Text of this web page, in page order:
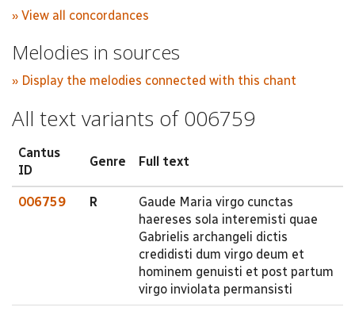
» View all concordances
Melodies in sources
» Display the melodies connected with this chant
All text variants of 006759
Cantus
ID
Genre Full text
006759 R
Gaude Maria virgo cunctas
haereses sola interemisti quae
Gabrielis archangeli dictis
credidisti dum virgo deum et
hominem genuisti et post partum
virgo inviolata permansisti